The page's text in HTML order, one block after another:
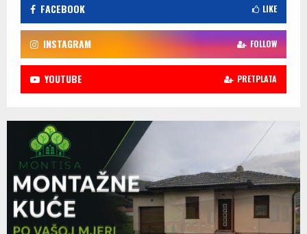
FACEBOOK LIKE
INSTAGRAM FOLLOW
YOUTUBE PRETPLATA